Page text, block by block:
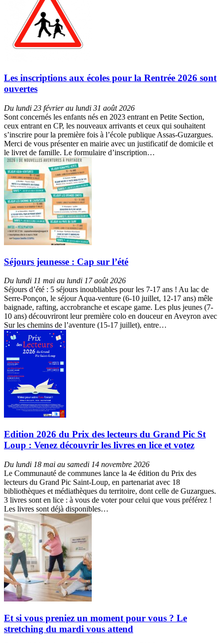
Les inscriptions aux écoles pour la Rentrée 2026 sont
ouvertes
Du lundi 23 février au lundi 31 août 2026
Sont concernés les enfants nés en 2023 entrant en Petite Section,
ceux entrant en CP, les nouveaux arrivants et ceux qui souhaitent
s’inscrire pour la première fois à l’école publique Assas-Guzargues.
Merci de vous présenter en mairie avec un justificatif de domicile et
le livret de famille. Le formulaire d’inscription…
Séjours jeunesse : Cap sur l’été
Du lundi 11 mai au lundi 17 août 2026
Séjours d’été : 5 séjours inoubliables pour les 7-17 ans ! Au lac de
Serre-Ponçon, le séjour Aqua-venture (6-10 juillet, 12-17 ans) mêle
baignade, rafting, accrobranche et escape game. Les plus jeunes (7-
10 ans) découvriront leur première colo en douceur en Aveyron avec
Sur les chemins de l’aventure (15-17 juillet), entre…
Edition 2026 du Prix des lecteurs du Grand Pic St
Loup : Venez découvrir les livres en lice et votez
Du lundi 18 mai au samedi 14 novembre 2026
Le Communauté de communes lance la 4e édition du Prix des
lecteurs du Grand Pic Saint-Loup, en partenariat avec 18
bibliothèques et médiathèques du territoire, dont celle de Guzargues.
3 livres sont en lice : à vous de voter pour celui que vous préférez !
Les livres sont déjà disponibles…
Et si vous preniez un moment pour vous ? Le
stretching du mardi vous attend